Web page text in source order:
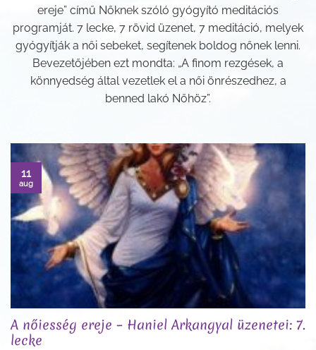
ereje” című Nőknek szóló gyógyító meditációs
programját. 7 lecke, 7 rövid üzenet, 7 meditáció, melyek
gyógyítják a női sebeket, segítenek boldog nőnek lenni.
Bevezetőjében ezt mondta: „A finom rezgések, a
könnyedség által vezetlek el a női önrészedhez, a
benned lakó Nőhöz”.
A nőiesség ereje – Haniel Arkangyal üzenetei: 7.
lecke
11
aug